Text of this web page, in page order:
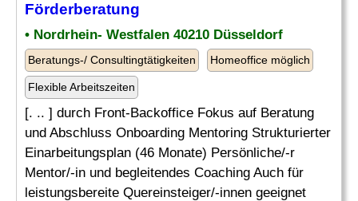
Förderberatung
• Nordrhein- Westfalen 40210 Düsseldorf
Beratungs-/ Consultingtätigkeiten Homeoffice möglich
Flexible Arbeitszeiten
[. .. ] durch Front-Backoffice Fokus auf Beratung
und Abschluss Onboarding Mentoring Strukturierter
Einarbeitungsplan (46 Monate) Persönliche/-r
Mentor/-in und begleitendes Coaching Auch für
leistungsbereite Quereinsteiger/-innen geeignet